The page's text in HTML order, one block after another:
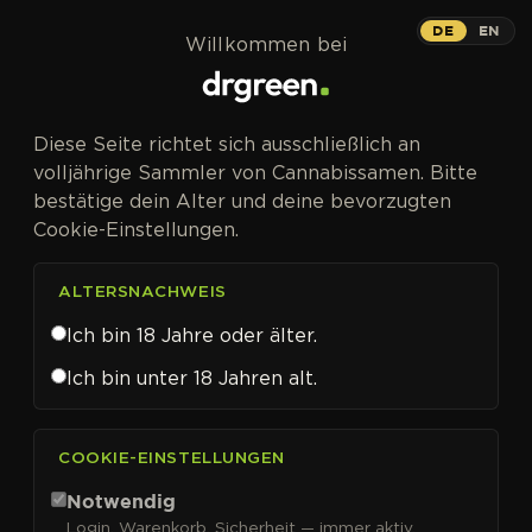
Mephisto Genetics
DE EN
Willkommen bei
Diese Seite richtet sich ausschließlich an
volljährige Sammler von Cannabissamen. Bitte
bestätige dein Alter und deine bevorzugten
Cookie-Einstellungen.
ALTERSNACHWEIS
Ich bin 18 Jahre oder älter.
Ich bin unter 18 Jahren alt.
COOKIE-EINSTELLUNGEN
Notwendig
Login, Warenkorb, Sicherheit — immer aktiv.